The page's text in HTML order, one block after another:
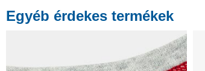
Egyéb érdekes termékek